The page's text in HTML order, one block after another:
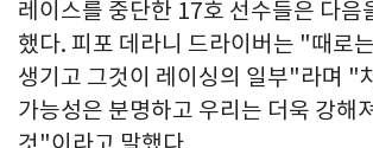
레이스를 중단한 17호 선수들은 다음
했다. 피포 데라니 드라이버는 "때로
생기고 그것이 레이싱의 일부"라며 "
가능성은 분명하고 우리는 더욱 강해